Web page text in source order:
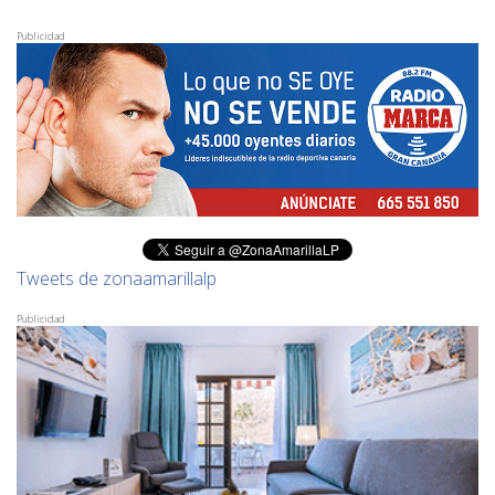
Publicidad
Tweets de zonaamarillalp
Publicidad